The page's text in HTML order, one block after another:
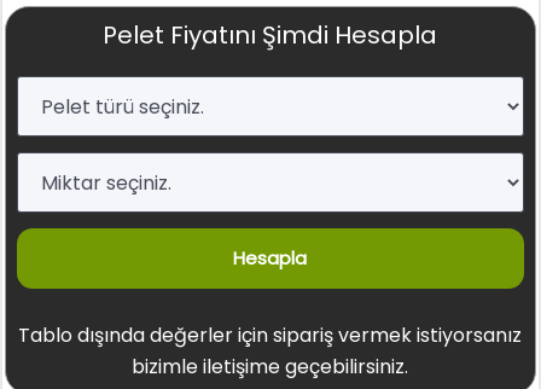
Pelet Fiyatını Şimdi Hesapla
Hesapla
Tablo dışında değerler için sipariş vermek istiyorsanız
bizimle iletişime geçebilirsiniz.